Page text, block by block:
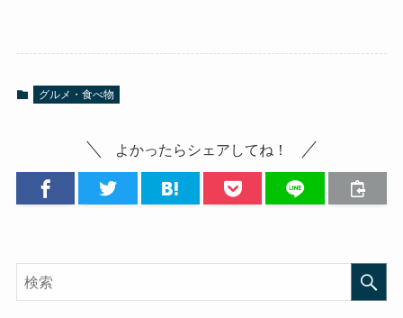
グルメ・食べ物
よかったらシェアしてね！